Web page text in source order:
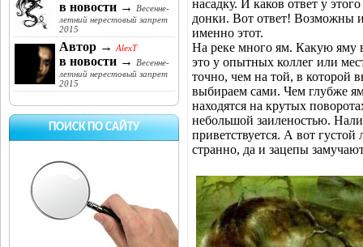
в новости →
Весенне-
летний нерестовый запрет
2015
Автор → AlexT
в новости →
Весенне-
летний нерестовый запрет
2015
ПОИСК ПО САЙТУ
насадку. И каков ответ у
донки. Вот ответ! Возможны
именно этот.
На реке много ям. Какую яму
это у опытных коллег или
точно, чем на той, в которой
выбираем сами. Чем глубже
находятся на крутых
небольшой заиленостью.
приветствуется. А вот
странно, да и зацепы